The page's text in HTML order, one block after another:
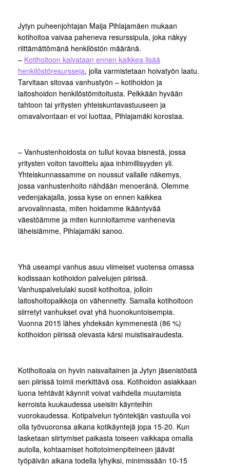
Jytyn puheenjohtajan Maija Pihlajamäen mukaan
kotihoitoa vaivaa paheneva resurssipula, joka näkyy
riittämättömänä henkilöstön määränä.
– Kotihoitoon kaivataan ennen kaikkea lisää
henkilöstöresursseja, jolla varmistetaan hoivatyön laatu.
Tarvitaan sitovaa vanhustyön – kotihoidon ja
laitoshoidon henkilöstömitoitusta. Pelkkään hyvään
tahtoon tai yritysten yhteiskuntavastuuseen ja
omavalvontaan ei voi luottaa, Pihlajamäki korostaa.
– Vanhustenhoidosta on tullut kovaa bisnestä, jossa
yritysten voiton tavoittelu ajaa inhimillisyyden yli.
Yhteiskunnassamme on noussut vallalle näkemys,
jossa vanhustenhoito nähdään menoeränä. Olemme
vedenjakajalla, jossa kyse on ennen kaikkea
arvovalinnasta, miten hoidamme ikääntyvää
väestöämme ja miten kunnioitamme vanhenevia
läheisiämme, Pihlajamäki sanoo.
Yhä useampi vanhus asuu viimeiset vuotensa omassa
kodissaan kotihoidon palvelujen piirissä.
Vanhuspalvelulaki suosii kotihoitoa, jolloin
laitoshoitopaikkoja on vähennetty. Samalla kotihoitoon
siirretyt vanhukset ovat yhä huonokuntoisempia.
Vuonna 2015 lähes yhdeksän kymmenestä (86 %)
kotihoidon piirissä olevasta kärsi muistisairaudesta.
Kotihoitoala on hyvin naisvaltainen ja Jytyn jäsenistöstä
sen piirissä toimii merkittävä osa. Kotihoidon asiakkaan
luona tehtävät käynnit voivat vaihdella muutamista
kerroista kuukaudessa useisiin käynteihin
vuorokaudessa. Kotipalvelun työntekijän vastuulla voi
olla työvuoronsa aikana kotikäyntejä jopa 15-20. Kun
lasketaan siirtymiset paikasta toiseen vaikkapa omalla
autolla, kohtaamiset hoitotoimenpiteineen jäävät
työpäivän aikana todella lyhyiksi, minimissään 10-15